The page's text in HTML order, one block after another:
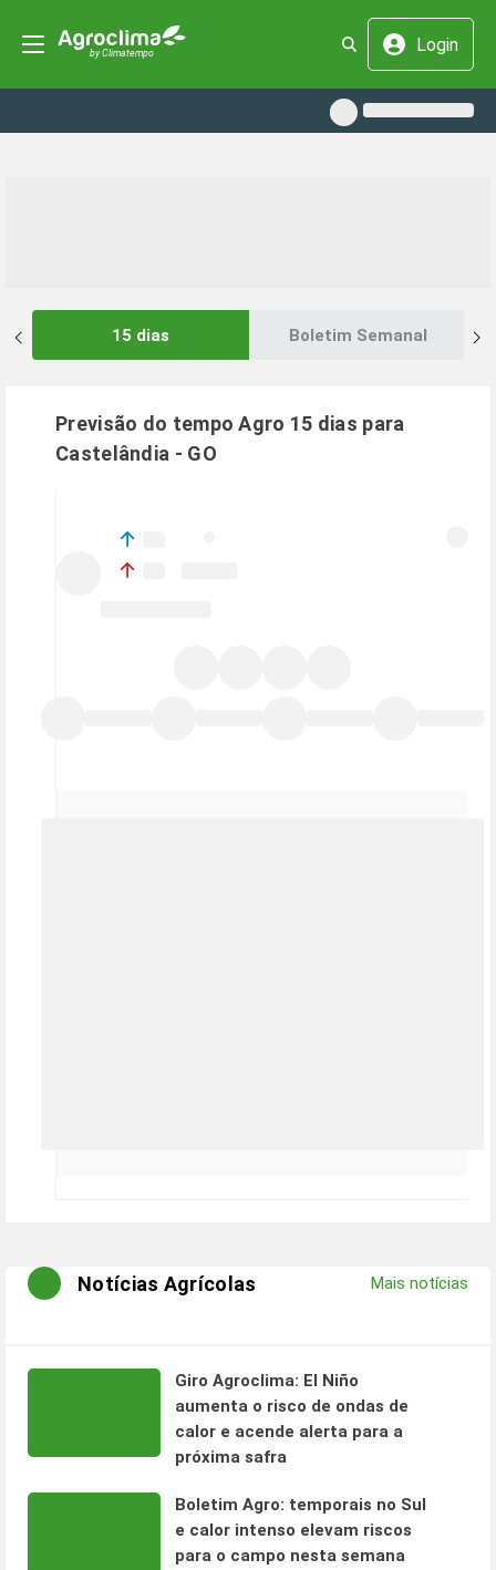
Login
15 dias Boletim Semanal
Previsão do tempo Agro 15 dias para
Castelândia - GO
Notícias Agrícolas Mais notícias
Giro Agroclima: El Niño
aumenta o risco de ondas de
calor e acende alerta para a
próxima safra
Boletim Agro: temporais no Sul
e calor intenso elevam riscos
para o campo nesta semana